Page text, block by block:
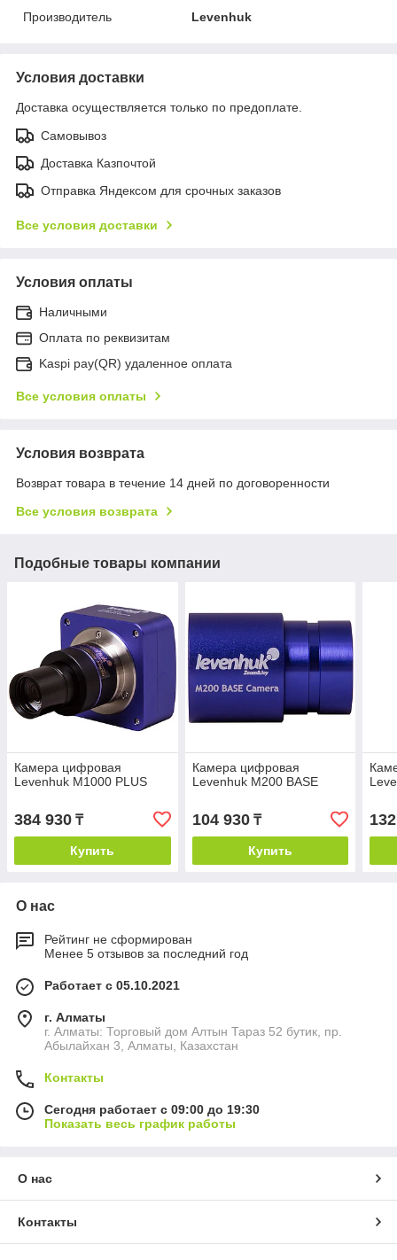
Производитель
Levenhuk
Условия доставки
Доставка осуществляется только по предоплате.
Самовывоз
Доставка Казпочтой
Отправка Яндексом для срочных заказов
Все условия доставки
Условия оплаты
Наличными
Оплата по реквизитам
Kaspi pay(QR) удаленное оплата
Все условия оплаты
Условия возврата
Возврат товара в течение 14 дней по договоренности
Все условия возврата
Подобные товары компании
Камера цифровая
Levenhuk M1000 PLUS
384 930 ₸
Купить
Камера цифровая
Levenhuk M200 BASE
104 930₸
Купить
О нас
Рейтинг не сформирован
Менее 5 отзывов за последний год
Работает с 05.10.2021
г. Алматы
г. Алматы: Торговый дом Алтын Тараз 52 бутик, пр.
Абылайхан 3, Алматы, Казахстан
Контакты
Сегодня работает с 09:00 до 19:30
Показать весь график работы
О нас
Контакты